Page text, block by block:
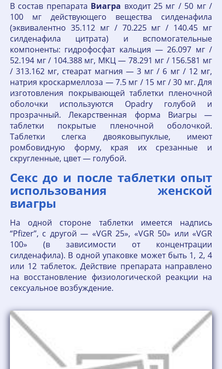
В состав препарата Виагра входит 25 мг / 50 мг /
100 мг действующего вещества силденафила
(эквивалентно 35.112 мг / 70.225 мг / 140.45 мг
силденафила цитрата) и вспомогательные
компоненты: гидрофосфат кальция — 26.097 мг /
52.194 мг / 104.388 мг, МКЦ — 78.291 мг / 156.581 мг
/ 313.162 мг, стеарат магния — 3 мг / 6 мг / 12 мг,
натрия кроскармеллоза — 7.5 мг / 15 мг / 30 мг. Для
изготовления покрывающей таблетки пленочной
оболочки используются Opadry голубой и
прозрачный. Лекарственная форма Виагры —
таблетки покрытые пленочной оболочкой.
Таблетки слегка двояковыпуклые, имеют
ромбовидную форму, края их срезанные и
скругленные, цвет — голубой.
Секс до и после таблетки опыт
использования женской
виагры
На одной стороне таблетки имеется надпись
“Pfizer”, с другой — «VGR 25», «VGR 50» или «VGR
100» (в зависимости от концентрации
силденафила). В одной упаковке может быть 1, 2, 4
или 12 таблеток. Действие препарата направлено
на восстановление физиологической реакции на
сексуальное возбуждение.